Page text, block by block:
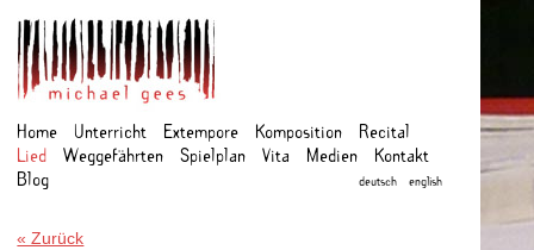
Home Unterricht Extempore Komposition
Recital
Lied
Weggefahrten Spielplan Vita Medien
Kontakt
Blog
deutsch english
« Zurück